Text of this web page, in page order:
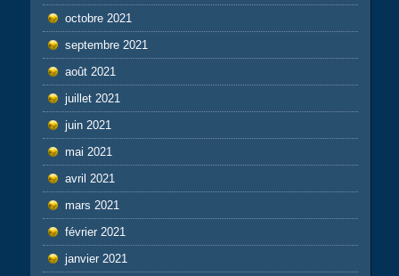
octobre 2021
septembre 2021
août 2021
juillet 2021
juin 2021
mai 2021
avril 2021
mars 2021
février 2021
janvier 2021